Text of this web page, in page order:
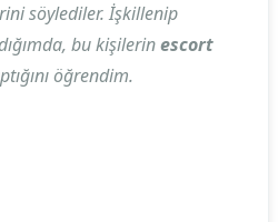
söylediler. İşkillenip
bu kişilerinescort
öğrendim.